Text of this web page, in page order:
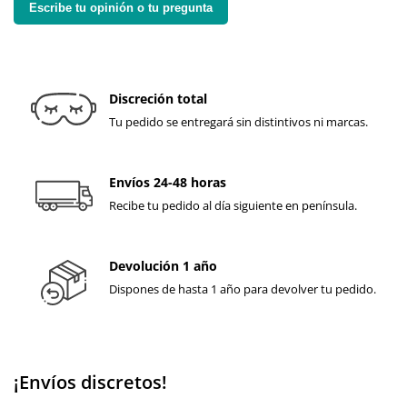
Escribe tu opinión o tu pregunta
Discreción total
Tu pedido se entregará sin distintivos ni marcas.
Envíos 24-48 horas
Recibe tu pedido al día siguiente en península.
Devolución 1 año
Dispones de hasta 1 año para devolver tu pedido.
¡Envíos discretos!